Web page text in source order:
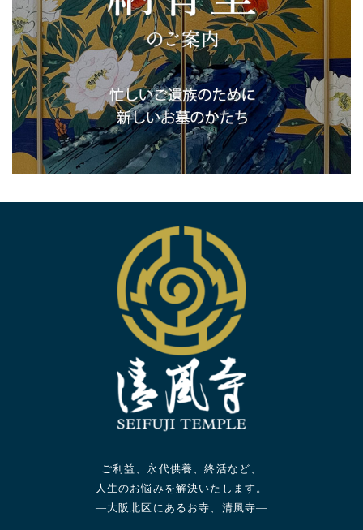
ご利益、永代供養、終活など、
人生のお悩みを解決いたします。
—大阪北区にあるお寺、清風寺—